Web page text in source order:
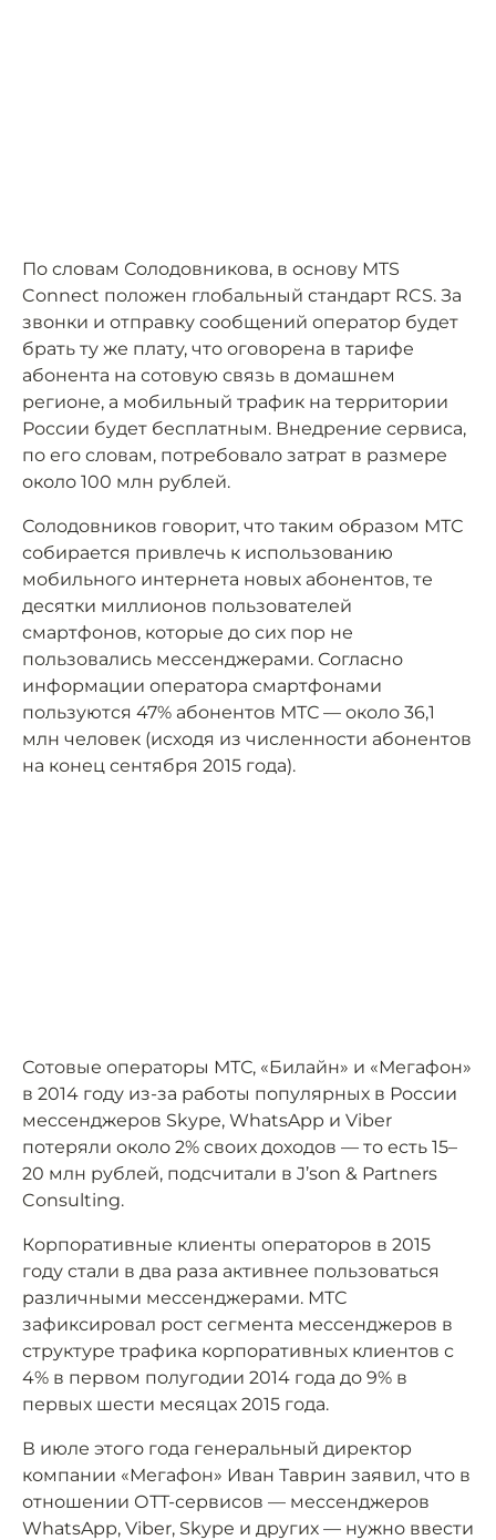
По словам Солодовникова, в основу MTS
Connect положен глобальный стандарт RCS. За
звонки и отправку сообщений оператор будет
брать ту же плату, что оговорена в тарифе
абонента на сотовую связь в домашнем
регионе, а мобильный трафик на территории
России будет бесплатным. Внедрение сервиса,
по его словам, потребовало затрат в размере
около 100 млн рублей.
Солодовников говорит, что таким образом МТС
собирается привлечь к использованию
мобильного интернета новых абонентов, те
десятки миллионов пользователей
смартфонов, которые до сих пор не
пользовались мессенджерами. Согласно
информации оператора смартфонами
пользуются 47% абонентов МТС — около 36,1
млн человек (исходя из численности абонентов
на конец сентября 2015 года).
Сотовые операторы МТС, «Билайн» и «Мегафон»
в 2014 году из-за работы популярных в России
мессенджеров Skype, WhatsApp и Viber
потеряли около 2% своих доходов — то есть 15–
20 млн рублей, подсчитали в J’son & Partners
Consulting.
Корпоративные клиенты операторов в 2015
году стали в два раза активнее пользоваться
различными мессенджерами. МТС
зафиксировал рост сегмента мессенджеров в
структуре трафика корпоративных клиентов с
4% в первом полугодии 2014 года до 9% в
первых шести месяцах 2015 года.
В июле этого года генеральный директор
компании «Мегафон» Иван Таврин заявил, что в
отношении ОТТ-сервисов — мессенджеров
WhatsApp, Viber, Skype и других — нужно ввести